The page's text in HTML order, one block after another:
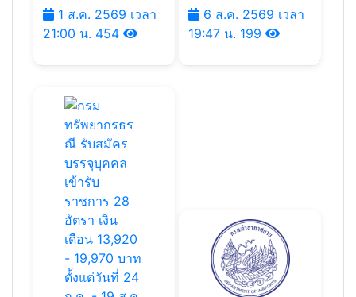
1 ส.ค. 2569 เวลา
21:00 น. 454
6 ส.ค. 2569 เวลา
19:47 น. 199